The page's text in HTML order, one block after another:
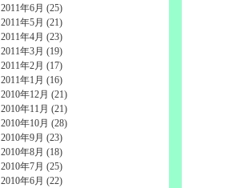
2011年6月 (25)
2011年5月 (21)
2011年4月 (23)
2011年3月 (19)
2011年2月 (17)
2011年1月 (16)
2010年12月 (21)
2010年11月 (21)
2010年10月 (28)
2010年9月 (23)
2010年8月 (18)
2010年7月 (25)
2010年6月 (22)